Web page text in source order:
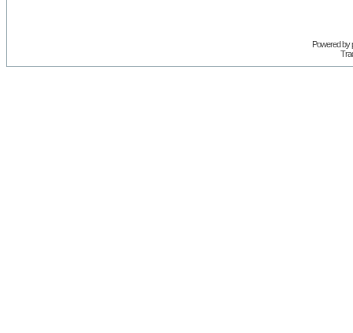
Powered by